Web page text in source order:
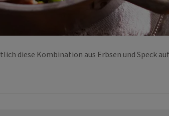
diese Kombination aus Erbsen und Speck